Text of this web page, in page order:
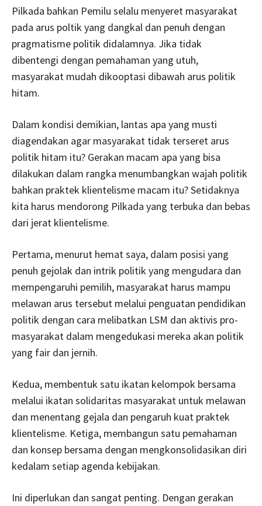
Pilkada bahkan Pemilu selalu menyeret masyarakat
pada arus poltik yang dangkal dan penuh dengan
pragmatisme politik didalamnya. Jika tidak
dibentengi dengan pemahaman yang utuh,
masyarakat mudah dikooptasi dibawah arus politik
hitam.
Dalam kondisi demikian, lantas apa yang musti
diagendakan agar masyarakat tidak terseret arus
politik hitam itu? Gerakan macam apa yang bisa
dilakukan dalam rangka menumbangkan wajah politik
bahkan praktek klientelisme macam itu? Setidaknya
kita harus mendorong Pilkada yang terbuka dan bebas
dari jerat klientelisme.
Pertama, menurut hemat saya, dalam posisi yang
penuh gejolak dan intrik politik yang mengudara dan
mempengaruhi pemilih, masyarakat harus mampu
melawan arus tersebut melalui penguatan pendidikan
politik dengan cara melibatkan LSM dan aktivis pro-
masyarakat dalam mengedukasi mereka akan politik
yang fair dan jernih.
Kedua, membentuk satu ikatan kelompok bersama
melalui ikatan solidaritas masyarakat untuk melawan
dan menentang gejala dan pengaruh kuat praktek
klientelisme. Ketiga, membangun satu pemahaman
dan konsep bersama dengan mengkonsolidasikan diri
kedalam setiap agenda kebijakan.
Ini diperlukan dan sangat penting. Dengan gerakan